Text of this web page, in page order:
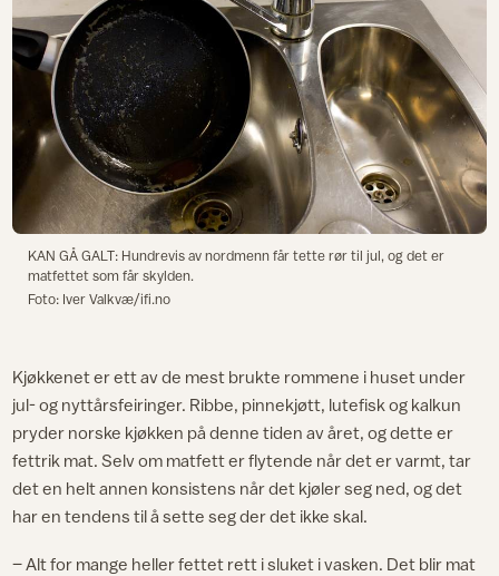
KAN GÅ GALT: Hundrevis av nordmenn får tette rør til jul, og det er
matfettet som får skylden.
Foto: Iver Valkvæ/ifi.no
Kjøkkenet er ett av de mest brukte rommene i huset under
jul- og nyttårsfeiringer. Ribbe, pinnekjøtt, lutefisk og kalkun
pryder norske kjøkken på denne tiden av året, og dette er
fettrik mat. Selv om matfett er flytende når det er varmt, tar
det en helt annen konsistens når det kjøler seg ned, og det
har en tendens til å sette seg der det ikke skal.
– Alt for mange heller fettet rett i sluket i vasken. Det blir mat